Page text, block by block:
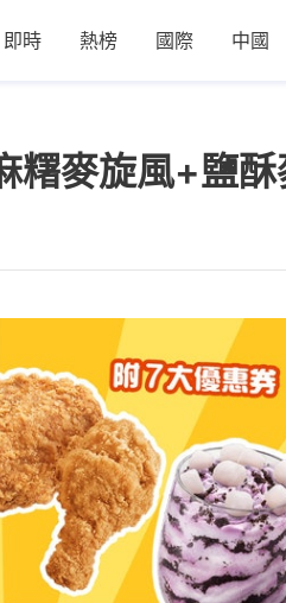
即時 熱榜 國際 中國
糬麥旋風+鹽